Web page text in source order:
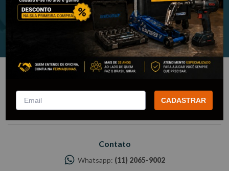
ENVIAR
Informações
Contato
Whatsapp: (11) 2065-9002
CADASTRAR